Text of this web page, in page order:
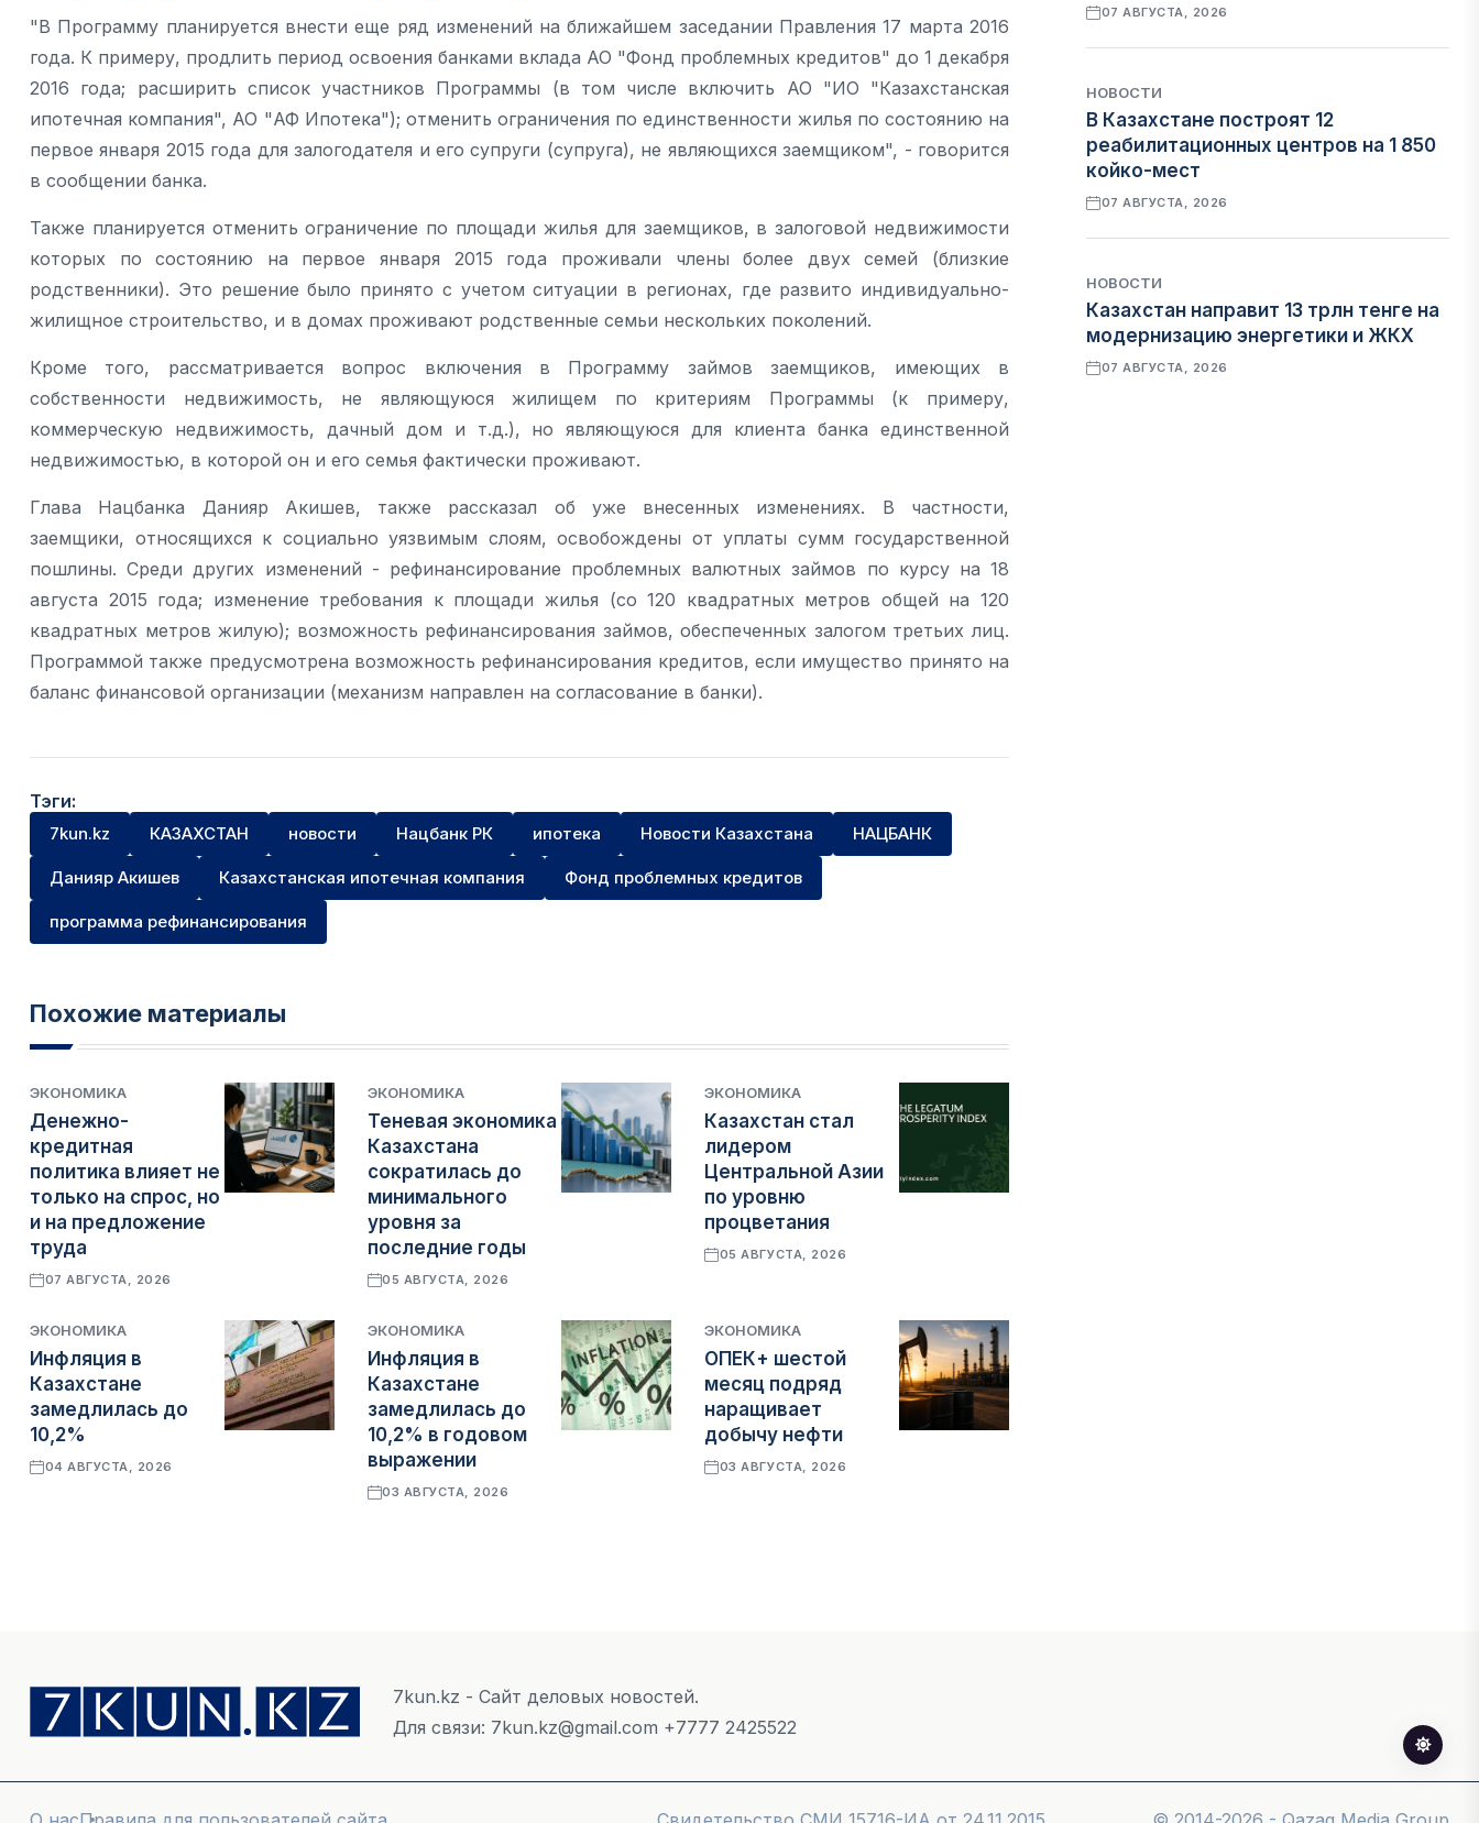
"В Программу планируется внести еще ряд изменений на ближайшем заседании Правления 17 марта 2016
года. К примеру, продлить период освоения банками вклада АО "Фонд проблемных кредитов" до 1 декабря
2016 года; расширить список участников Программы (в том числе включить АО "ИО "Казахстанская
ипотечная компания", АО "АФ Ипотека"); отменить ограничения по единственности жилья по состоянию на
первое января 2015 года для залогодателя и его супруги (супруга), не являющихся заемщиком", - говорится
в сообщении банка.
Также планируется отменить ограничение по площади жилья для заемщиков, в залоговой недвижимости
которых по состоянию на первое января 2015 года проживали члены более двух семей (близкие
родственники). Это решение было принято с учетом ситуации в регионах, где развито индивидуально-
жилищное строительство, и в домах проживают родственные семьи нескольких поколений.
Кроме того, рассматривается вопрос включения в Программу займов заемщиков, имеющих в
собственности недвижимость, не являющуюся жилищем по критериям Программы (к примеру,
коммерческую недвижимость, дачный дом и т.д.), но являющуюся для клиента банка единственной
недвижимостью, в которой он и его семья фактически проживают.
Глава Нацбанка Данияр Акишев, также рассказал об уже внесенных изменениях. В частности,
заемщики, относящихся к социально уязвимым слоям, освобождены от уплаты сумм государственной
пошлины. Среди других изменений - рефинансирование проблемных валютных займов по курсу на 18
августа 2015 года; изменение требования к площади жилья (со 120 квадратных метров общей на 120
квадратных метров жилую); возможность рефинансирования займов, обеспеченных залогом третьих лиц.
Программой также предусмотрена возможность рефинансирования кредитов, если имущество принято на
баланс финансовой организации (механизм направлен на согласование в банки).
Тэги:
7kun.kz КАЗАХСТАН новости Нацбанк РК ипотека Новости Казахстана НАЦБАНК
Данияр Акишев Казахстанская ипотечная компания Фонд проблемных кредитов
программа рефинансирования
Похожие материалы
ЭКОНОМИКА
Денежно-
кредитная
политика влияет не
только на спрос, но
и на предложение
труда
07 АВГУСТА, 2026
ЭКОНОМИКА
Теневая экономика
Казахстана
сократилась до
минимального
уровня за
последние годы
05 АВГУСТА, 2026
ЭКОНОМИКА
Казахстан стал
лидером
Центральной Азии
по уровню
процветания
05 АВГУСТА, 2026
ЭКОНОМИКА
Инфляция в
Казахстане
замедлилась до
10,2%
04 АВГУСТА, 2026
ЭКОНОМИКА
Инфляция в
Казахстане
замедлилась до
10,2% в годовом
выражении
03 АВГУСТА, 2026
ЭКОНОМИКА
ОПЕК+ шестой
месяц подряд
наращивает
добычу нефти
03 АВГУСТА, 2026
07 АВГУСТА, 2026
НОВОСТИ
В Казахстане построят 12
реабилитационных центров на 1 850
койко-мест
07 АВГУСТА, 2026
НОВОСТИ
Казахстан направит 13 трлн тенге на
модернизацию энергетики и ЖКХ
07 АВГУСТА, 2026
В Астане впервые испытали
пассажирский беспилотник
7kun.kz - Сайт деловых новостей.
Для связи: 7kun.kz@gmail.com +7777 2425522